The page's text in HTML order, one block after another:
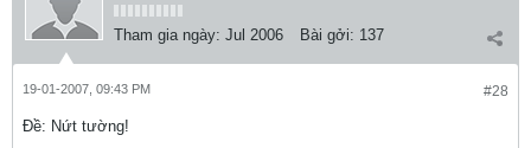
Tham gia ngày: Jul 2006 Bài gởi: 137
#28
19-01-2007, 09:43 PM
Ðề: Nứt tường!